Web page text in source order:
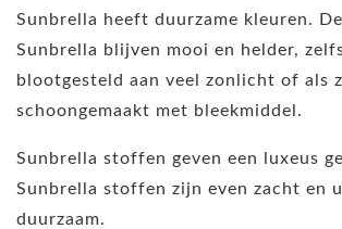
Sunbrella heeft duurzame kleuren.
Sunbrella blijven mooi en helder,
blootgesteld aan veel zonlicht of als
schoongemaakt met bleekmiddel.
Sunbrella stoffen geven een luxeus
Sunbrella stoffen zijn even zacht en
duurzaam.